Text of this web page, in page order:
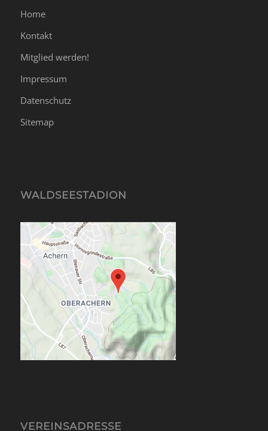
Home
Kontakt
Mitglied werden!
Impressum
Datenschutz
Sitemap
WALDSEESTADION
VEREINSADRESSE